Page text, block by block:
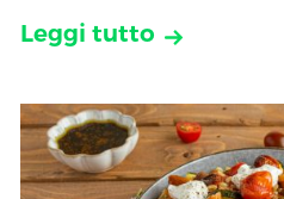
Leggi tutto